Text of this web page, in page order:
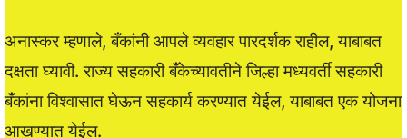
अनास्कर म्हणाले, बँकांनी आपले व्यवहार पारदर्शक राहील, याबाबत
दक्षता घ्यावी. राज्य सहकारी बँकेच्यावतीने जिल्हा मध्यवर्ती सहकारी
बँकांना विश्वासात घेऊन सहकार्य करण्यात येईल, याबाबत एक योजना
आखण्यात येईल.